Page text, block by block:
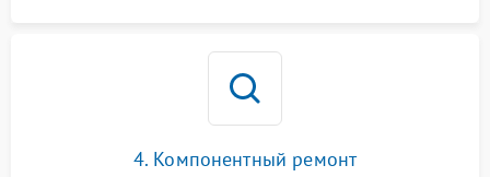
4. Компонентный ремонт